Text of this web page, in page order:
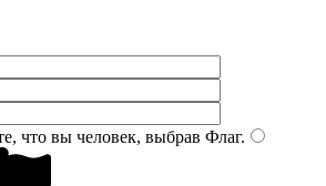
что вы человек, выбрав Флаг.